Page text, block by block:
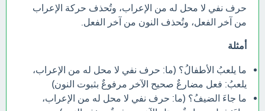
حرف نفي لا محل له من الإعراب، وتُحذف حركة الإعراب
من آخر الفعل، وتُحذف النون من آخر الفعل.
أمثلة
ما يلعبُ الأطفالُ؟ (ما: حرف نفي لا محل له من الإعراب،
يلعبُ: فعل مضارعٌ صحيح الآخر مرفوعٌ بثبوت النون)
ما جاءَ الضيفُ؟ (ما: حرف نفي لا محل له من الإعراب،